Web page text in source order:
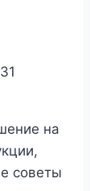
31
на
советы